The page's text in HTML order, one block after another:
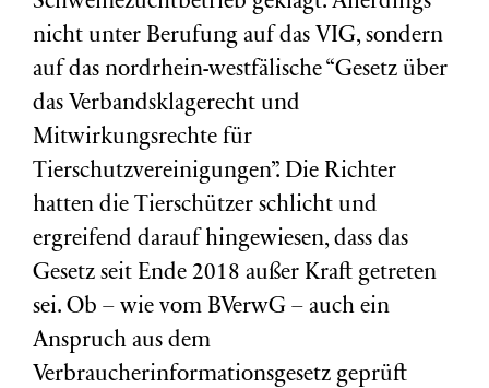
nicht unter Berufung auf das VIG, sondern
auf das nordrhein-westfälische “Gesetz über
das Verbandsklagerecht und
Mitwirkungsrechte für
Tierschutzvereinigungen”. Die Richter
hatten die Tierschützer schlicht und
ergreifend darauf hingewiesen, dass das
Gesetz seit Ende 2018 außer Kraft getreten
sei. Ob – wie vom BVerwG – auch ein
Anspruch aus dem
Verbraucherinformationsgesetz geprüft